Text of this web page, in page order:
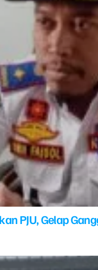
PJU, Gelap